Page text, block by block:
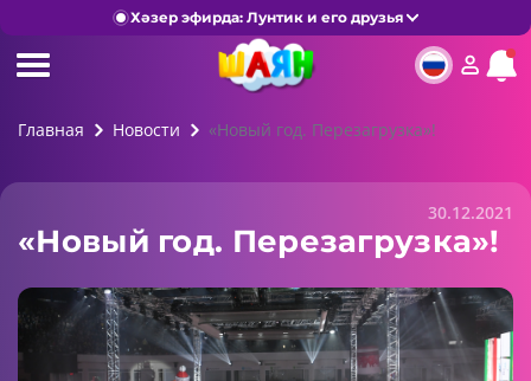
Хәзер эфирда: Лунтик и его друзья
Главная Новости «Новый год. Перезагрузка»!
30.12.2021
«Новый год. Перезагрузка»!